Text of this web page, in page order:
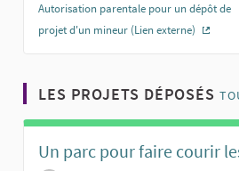
Autorisation parentale pour un dépôt de
projet d'un mineur (Lien externe)
LES PROJETS DÉPOSÉS
Un parc pour faire courir